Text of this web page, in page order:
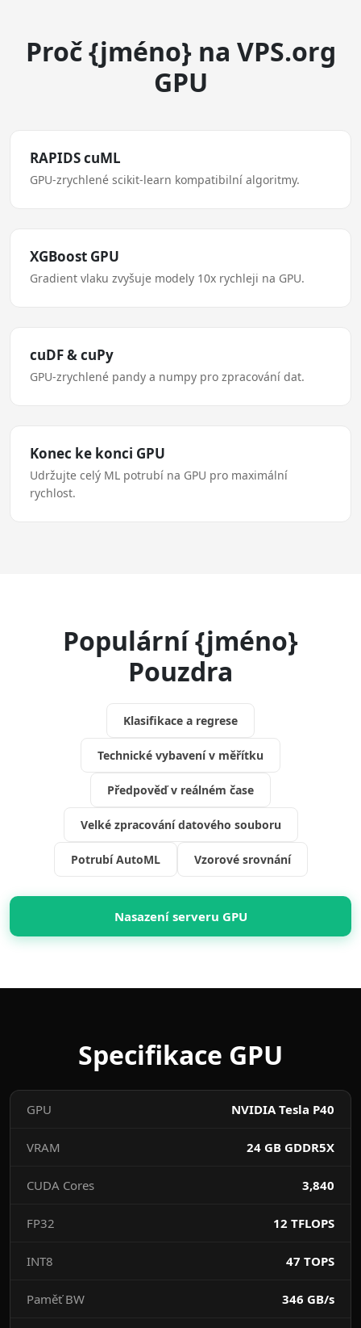
Proč {jméno} na VPS.org
GPU
RAPIDS cuML
GPU-zrychlené scikit-learn kompatibilní algoritmy.
XGBoost GPU
Gradient vlaku zvyšuje modely 10x rychleji na GPU.
cuDF & cuPy
GPU-zrychlené pandy a numpy pro zpracování dat.
Konec ke konci GPU
Udržujte celý ML potrubí na GPU pro maximální
rychlost.
Populární {jméno}
Pouzdra
Klasifikace a regrese
Technické vybavení v měřítku
Předpověď v reálném čase
Velké zpracování datového souboru
Potrubí AutoML Vzorové srovnání
Nasazení serveru GPU
Specifikace GPU
GPU NVIDIA Tesla P40
VRAM 24 GB GDDR5X
CUDA Cores 3,840
FP32 12 TFLOPS
INT8 47 TOPS
Paměť BW 346 GB/s